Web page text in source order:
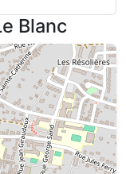
Blanc